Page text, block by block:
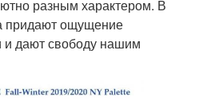
разным характером. В
придают ощущение
и дают свободу нашим